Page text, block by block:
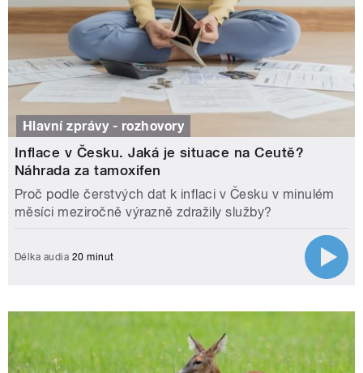
Hlavní zprávy - rozhovory
Inflace v Česku. Jaká je situace na Ceutě?
Náhrada za tamoxifen
Proč podle čerstvých dat k inflaci v Česku v minulém
měsíci meziročně výrazně zdražily služby?
Délka audia 20 minut